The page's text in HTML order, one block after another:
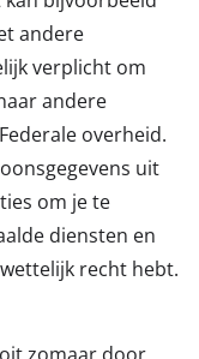
andere
verplicht om
andere
overheid.
uit
om je te
diensten en
recht hebt.